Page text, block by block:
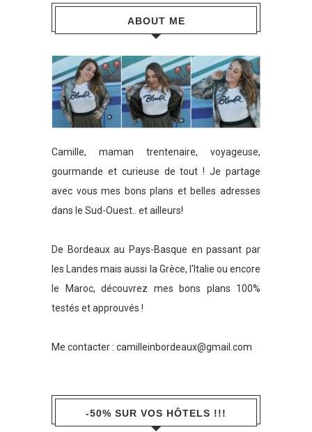
ABOUT ME
Camille, maman trentenaire, voyageuse,
gourmande et curieuse de tout ! Je partage
avec vous mes bons plans et belles adresses
dans le Sud-Ouest.. et ailleurs!
De Bordeaux au Pays-Basque en passant par
les Landes mais aussi la Grèce, l'Italie ou encore
le Maroc, découvrez mes bons plans 100%
testés et approuvés !
Me contacter : camilleinbordeaux@gmail.com
-50% SUR VOS HÔTELS !!!